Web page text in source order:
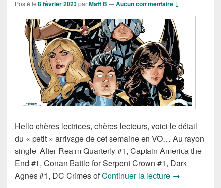
Posté le 8 février 2020parMatt B —Aucun commentaire ↓
Hello chères lectrices, chères lecteurs, voici le détail
du « petit » arrivage de cet semaine en VO… Au rayon
single: After Realm Quarterly #1, Captain America the
End #1, Conan Battle for Serpent Crown #1, Dark
Agnes #1, DC Crimes ofContinuer la lecture Sortie des
→